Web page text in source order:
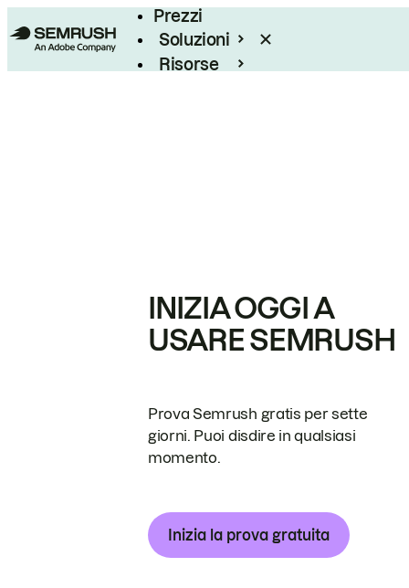
Prezzi
Soluzioni
Risorse
INIZIA OGGI A
USARE SEMRUSH
Prova Semrush gratis per sette
giorni. Puoi disdire in qualsiasi
momento.
Inizia la prova gratuita